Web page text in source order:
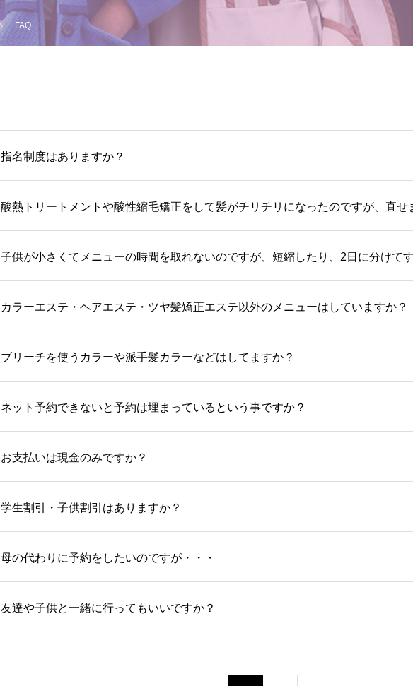
FAQ
指名制度はありますか？
酸熱トリートメントや酸性縮毛矯正をして髪がチリチリになったのですが、直せ
子供が小さくてメニューの時間を取れないのですが、短縮したり、2日に分けて
カラーエステ・ヘアエステ・ツヤ髪矯正エステ以外のメニューはしていますか？
ブリーチを使うカラーや派手髪カラーなどはしてますか？
ネット予約できないと予約は埋まっているという事ですか？
お支払いは現金のみですか？
学生割引・子供割引はありますか？
母の代わりに予約をしたいのですが・・・
友達や子供と一緒に行ってもいいですか？